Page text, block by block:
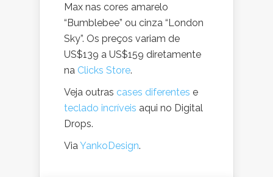
Max nas cores amarelo
“Bumblebee” ou cinza “London
Sky”. Os preços variam de
US$139 a US$159 diretamente
na Clicks Store.
Veja outras cases diferentes e
teclado incríveis aqui no Digital
Drops.
ViaYankoDesign.